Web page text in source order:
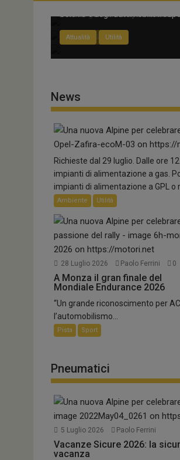
Supercar
Rally Sport
Attualità Utilità
News
Richieste dal 29 luglio. Dalle ore
impianti di alimentazione a gas.
impianti di alimentazione a GPL o
Ambiente Utilità
28 Luglio 2026 Paolo Ferrini 0
A Monza il gran finale del
Mondiale Endurance 2026
“Un grande riconoscimento per
l’automobilismo...
Pista Sport
Pneumatici
5 Luglio 2026 Paolo Ferrini
Vacanze Sicure 2026: la
vacanza